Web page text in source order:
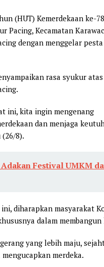
(HUT) Kemerdekaan ke-78
Pacing, Kecamatan
dengan menggelar
rasa syukur atas
ini, kita ingin mengenang
dan menjaga
8).
Festival UMKM
diharapkan masyarakat
dalam membangun
yang lebih maju,
merdeka.